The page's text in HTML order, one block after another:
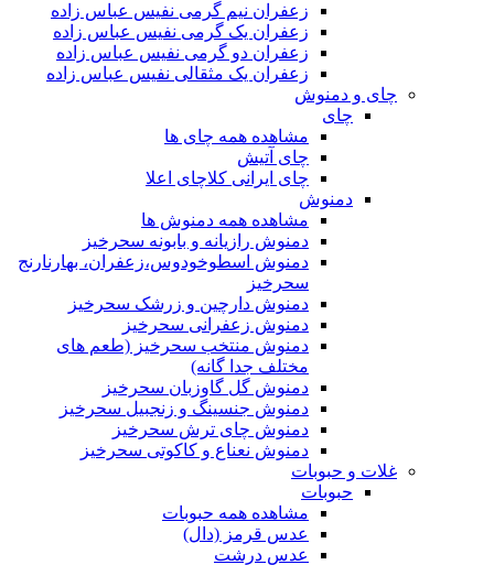
زعفران نیم گرمی نفیس عباس زاده
زعفران یک گرمی نفیس عباس زاده
زعفران دو گرمی نفیس عباس زاده
زعفران یک مثقالی نفیس عباس زاده
چای و دمنوش
چای
مشاهده همه چای ها
چای آتیش
چای ایرانی کلاچای اعلا
دمنوش
مشاهده همه دمنوش ها
دمنوش رازیانه و بابونه سحرخیز
دمنوش اسطوخودوس،زعفران، بهارنارنج
سحرخیز
دمنوش دارچین و زرشک سحرخیز
دمنوش زعفرانی سحرخیز
دمنوش منتخب سحرخیز (طعم های
مختلف جدا گانه)
دمنوش گل گاوزبان سحرخیز
دمنوش جنسینگ و زنجبیل سحرخیز
دمنوش چای ترش سحرخیز
دمنوش نعناع و کاکوتی سحرخیز
غلات و حبوبات
حبوبات
مشاهده همه حبوبات
عدس قرمز (دال)
عدس درشت